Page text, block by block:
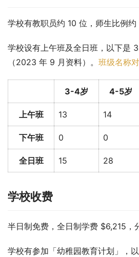
学校有教职员约 10 位，师生比例约
学校设有上午班及全日班，以下是
（2023 年 9 月资料）。 班级名称
3-4岁 4-5岁
上午班 13 14
下午班 0 0
全日班 15 28
学校收费
半日制免费，全日制学费 $6,215，
学校有参加「幼稚园教育计划」，